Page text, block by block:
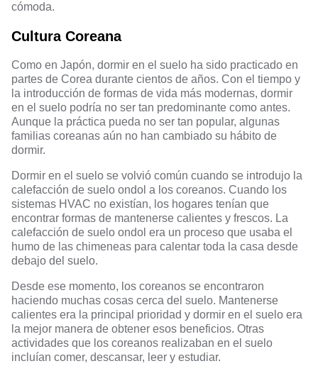
cómoda.
Cultura Coreana
Como en Japón, dormir en el suelo ha sido practicado en
partes de Corea durante cientos de años. Con el tiempo y
la introducción de formas de vida más modernas, dormir
en el suelo podría no ser tan predominante como antes.
Aunque la práctica pueda no ser tan popular, algunas
familias coreanas aún no han cambiado su hábito de
dormir.
Dormir en el suelo se volvió común cuando se introdujo la
calefacción de suelo ondol a los coreanos. Cuando los
sistemas HVAC no existían, los hogares tenían que
encontrar formas de mantenerse calientes y frescos. La
calefacción de suelo ondol era un proceso que usaba el
humo de las chimeneas para calentar toda la casa desde
debajo del suelo.
Desde ese momento, los coreanos se encontraron
haciendo muchas cosas cerca del suelo. Mantenerse
calientes era la principal prioridad y dormir en el suelo era
la mejor manera de obtener esos beneficios. Otras
actividades que los coreanos realizaban en el suelo
incluían comer, descansar, leer y estudiar.